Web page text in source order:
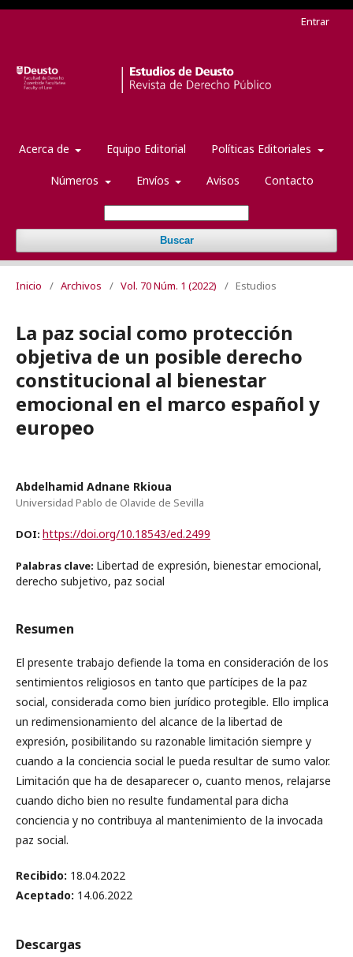
Acerca de Equipo Editorial Políticas Editoriales
Números Envíos Avisos Contacto
Buscar
Entrar
Inicio / Archivos / Vol. 70 Núm. 1 (2022) / Estudios
La paz social como protección
objetiva de un posible derecho
constitucional al bienestar
emocional en el marco español y
europeo
Abdelhamid Adnane Rkioua
Universidad Pablo de Olavide de Sevilla
DOI: https://doi.org/10.18543/ed.2499
Palabras clave: Libertad de expresión, bienestar emocional,
derecho subjetivo, paz social
Resumen
El presente trabajo defiende la toma en consideración de los
sentimientos religiosos en tanto que partícipes de la paz
social, considerada como bien jurídico protegible. Ello implica
un redimensionamiento del alcance de la libertad de
expresión, posibilitando su razonable limitación siempre y
cuando a la conciencia social le pueda resultar de sumo valor.
Limitación que ha de desaparecer o, cuanto menos, relajarse
cuando dicho bien no resulte fundamental para dicha
conciencia y no contribuya al mantenimiento de la invocada
paz social.
Recibido: 18.04.2022
Aceptado: 14.06.2022
Descargas